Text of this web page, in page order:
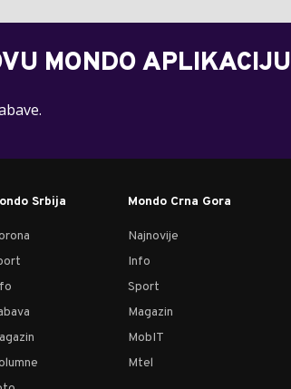
MONDO APLIKACIJU
Srbija Mondo Crna Gora
Najnovije
Info
Sport
Magazin
MobIT
Mtel